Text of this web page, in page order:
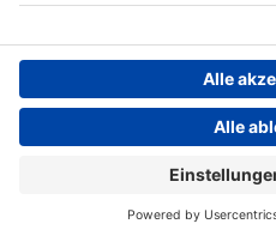
einstellungen
Persönliche Datenkontrolle
ANTENNE BAYERN Live